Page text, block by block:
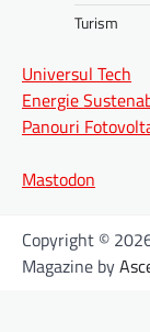
Turism
Universul Tech
Energie
Panouri
Mastodon
Copyright ©
Magazine by